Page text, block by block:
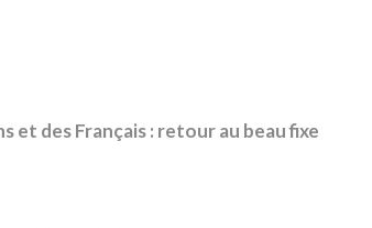
et des Français : retour au beau fixe